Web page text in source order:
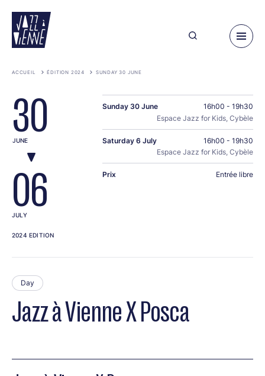
main
content
ACCUEIL ÉDITION 2024 SUNDAY 30 JUNE
Jazz à Vienne X Posca
Day
30
JUNE
06
JULY
2024 EDITION
Sunday 30 June
16h00 - 19h30
Espace Jazz for Kids, Cybèle
Saturday 6 July
16h00 - 19h30
Espace Jazz for Kids, Cybèle
Prix Entrée libre